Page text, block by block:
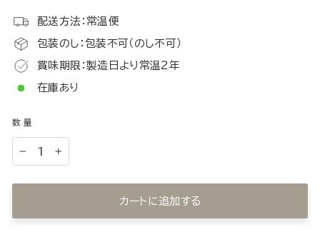
配送方法：常温便
包装のし：包装不可（のし不可）
賞味期限：製造日より常温2年
在庫あり
数量
カートに追加する